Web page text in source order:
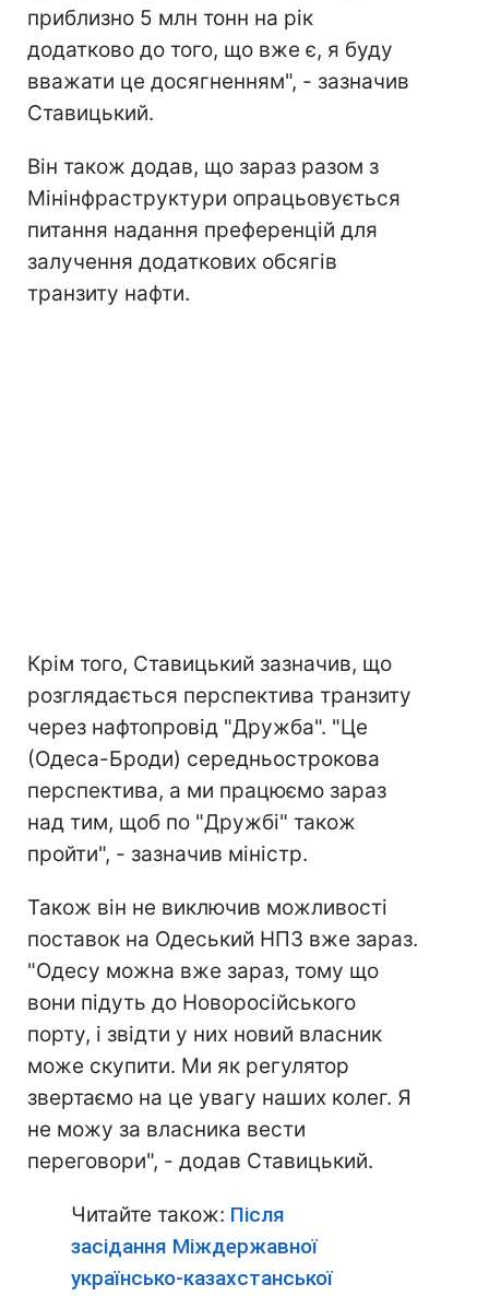
приблизно 5 млн тонн на рік
додатково до того, що вже є, я буду
вважати це досягненням", - зазначив
Ставицький.
Він також додав, що зараз разом з
Мінінфраструктури опрацьовується
питання надання преференцій для
залучення додаткових обсягів
транзиту нафти.
Крім того, Ставицький зазначив, що
розглядається перспектива транзиту
через нафтопровід "Дружба". "Це
(Одеса-Броди) середньострокова
перспектива, а ми працюємо зараз
над тим, щоб по "Дружбі" також
пройти", - зазначив міністр.
Також він не виключив можливості
поставок на Одеський НПЗ вже зараз.
"Одесу можна вже зараз, тому що
вони підуть до Новоросійського
порту, і звідти у них новий власник
може скупити. Ми як регулятор
звертаємо на це увагу наших колег. Я
не можу за власника вести
переговори", - додав Ставицький.
Читайте також: Після
засідання Міждержавної
українсько-казахстанської